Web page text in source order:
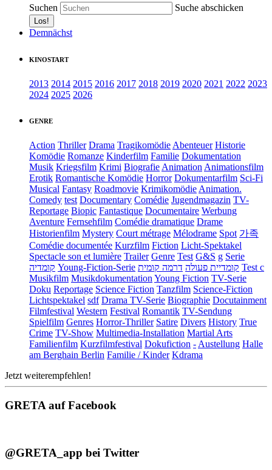
Suchen Suche abschicken
Demnächst
KINOSTART
2013 2014 2015 2016 2017 2018 2019 2020 2021 2022 2023
2024 2025 2026
GENRE
Action Thriller Drama TragikomödieAbenteuer Historie
Komödie Romanze Kinderfilm Familie Dokumentation
Musik Kriegsfilm Krimi BiografieAnimationAnimationsfilm
Erotik Romantische Komödie Horror Dokumentarfilm Sci-Fi
Musical Fantasy Roadmovie KrimikomödieAnimation.
Comedy test Documentary Comédie Jugendmagazin TV-
Reportage Biopic Fantastique Documentaire Werbung
Aventure Fernsehfilm Comédie dramatique Drame
Historienfilm Mystery Court métrage Mélodrame Spot 가족
Comédie documentée Kurzfilm Fiction Licht-Spektakel
Spectacle son et lumière Trailer Genre Test G&S g Serie
קומדיה Young-Fiction-Serie קומדיית פעולה דרמה קומית
Test c
Musikfilm MusikdokumentationYoung Fiction TV-Serie
Doku Reportage Science Fiction Tanzfilm Science-Fiction
Lichtspektakel sdf Drama TV-Serie Biographie Docutainment
Filmfestival Western Festival Romantik TV-Sendung
Spielfilm Genres Horror-Thriller Satire Divers History True
Crime TV-Show Multimedia-Installation Martial Arts
Familienfilm Kurzfilmfestival Dokufiction -Austellung Halle
am Berghain Berlin Familie / Kinder Kdrama
Jetzt weiterempfehlen!
GRETA auf Facebook
@GRETA_app bei Twitter